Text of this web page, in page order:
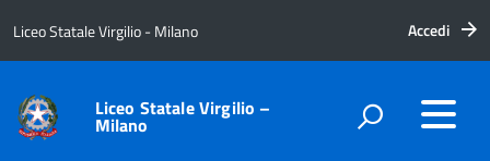
Liceo Statale Virgilio - Milano Accedi
Liceo Statale Virgilio –
Milano